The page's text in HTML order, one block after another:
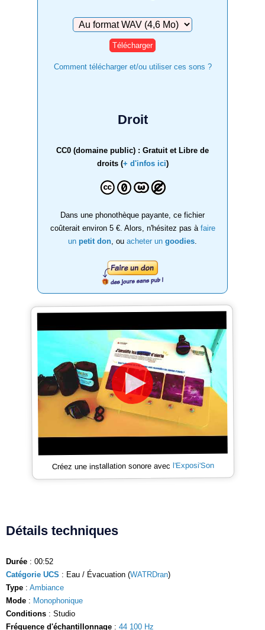
Télécharger
Comment télécharger et/ou utiliser ces sons ?
Droit
CC0 (domaine public) : Gratuit et Libre de
droits (+ d'infos ici)
Dans une phonothèque payante, ce fichier
coûterait environ 5 €. Alors, n'hésitez pas à faire
un petit don , ou acheter un goodies
Créez une installation sonore avecl'Exposi'Son
Détails techniques
Durée : 00:52
Catégorie UCS : Eau / Évacuation (WATRDran)
Type : Ambiance
Mode : Monophonique
Conditions : Studio
Fréquence d'échantillonnage : 44 100 Hz